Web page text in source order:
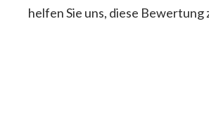
helfen Sie uns, diese Bewertung